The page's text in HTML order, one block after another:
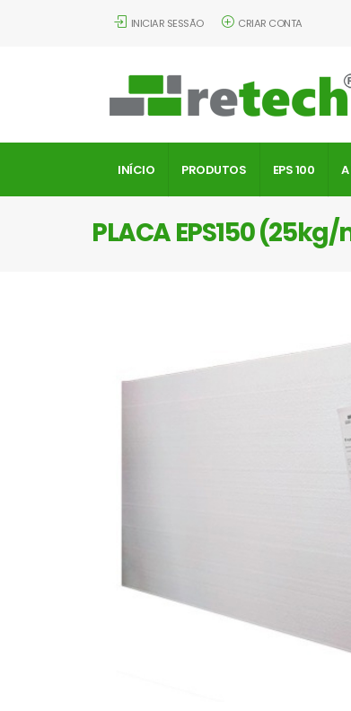
INICIAR SESSÃO CRIAR CONTA
INÍCIO PRODUTOS EPS 100
PLACA EPS150